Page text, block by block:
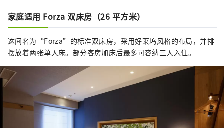
家庭适用 Forza 双床房（26 平方米）
这间名为“Forza”的标准双床房，采用好莱坞风格的布局，并排
摆放着两张单人床。部分客房加床后最多可容纳三人入住。